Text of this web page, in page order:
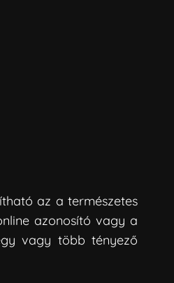
az a természetes
azonosító vagy a
vagy több tényező